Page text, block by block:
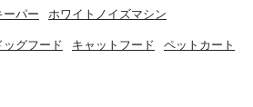
ーパー ホワイトノイズマシン
ッグフード キャットフード ペットカート